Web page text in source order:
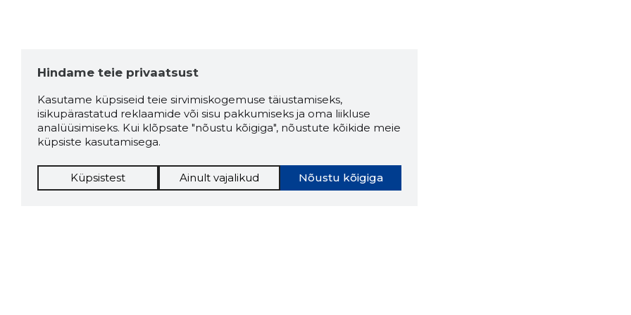
Hindame teie privaatsust
Kasutame küpsiseid teie sirvimiskogemuse täiustamiseks,
isikupärastatud reklaamide või sisu pakkumiseks ja oma liikluse
analüüsimiseks. Kui klõpsate "nõustu kõigiga", nõustute kõikide meie
küpsiste kasutamisega.
Nõustu kõigiga
Küpsistest Ainult vajalikud